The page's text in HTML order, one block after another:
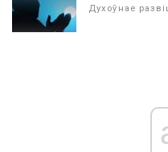
Духоўнае